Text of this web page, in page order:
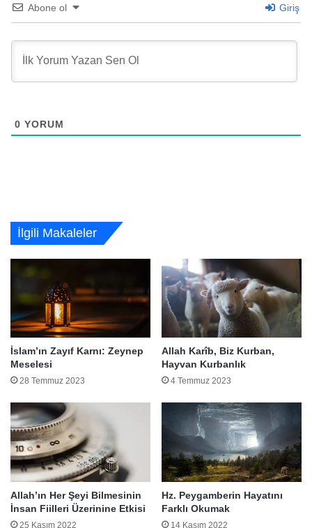
Abone ol Giriş
0 YORUM
İlgili Makaleler
İslam’ın Zayıf Karnı: Zeynep
Meselesi
28 Temmuz 2023
Allah Karîb, Biz Kurban,
Hayvan Kurbanlık
4 Temmuz 2023
Allah’ın Her Şeyi Bilmesinin
İnsan Fiilleri Üzerinine Etkisi
25 Kasım 2022
Hz. Peygamberin Hayatını
Farklı Okumak
14 Kasım 2022